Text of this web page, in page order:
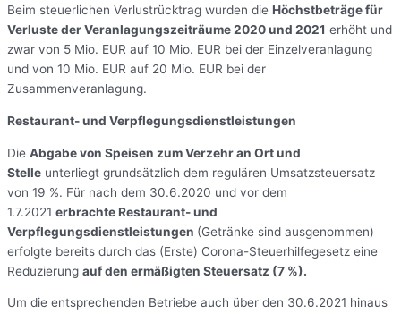
Beim steuerlichen Verlustrücktrag wurden die Höchstbeträge für
Verluste der Veranlagungszeiträume 2020 und 2021 erhöht und
zwar von 5 Mio. EUR auf 10 Mio. EUR bei der Einzelveranlagung
und von 10 Mio. EUR auf 20 Mio. EUR bei der
Zusammenveranlagung.
Restaurant- und Verpflegungsdienstleistungen
Die Abgabe von Speisen zum Verzehr an Ort und
Stelle unterliegt grundsätzlich dem regulären Umsatzsteuersatz
von 19 %. Für nach dem 30.6.2020 und vor dem
1.7.2021 erbrachte Restaurant- und
Verpflegungsdienstleistungen (Getränke sind ausgenommen)
erfolgte bereits durch das (Erste) Corona-Steuerhilfegesetz eine
Reduzierung auf den ermäßigten Steuersatz (7 %).
Um die entsprechenden Betriebe auch über den 30.6.2021 hinaus